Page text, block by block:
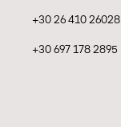
+30 26 410 26028
+30 697 178 2895